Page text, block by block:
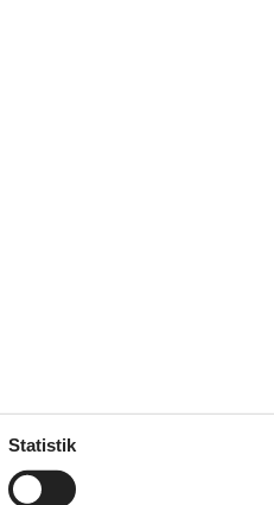
Jahreswechsel beträgt 4
enthalten.
Statistik